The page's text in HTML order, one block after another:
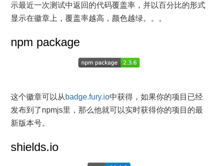
示最近一次测试中返回的代码覆盖率，并以百分比的形式
显示在徽章上，覆盖率越高，颜色越绿。。。
npm package
这个徽章可以从 badge.fury.io中获得，如果你的项目已经
发布到了npmjs里，那么他就可以实时获得你的项目的最
新版本号。
shields.io